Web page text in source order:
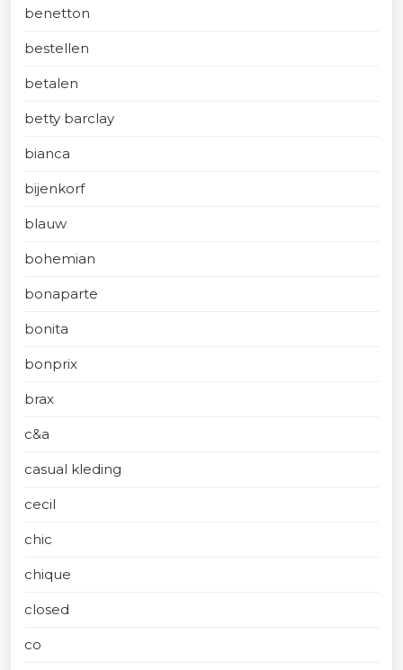
benetton
bestellen
betalen
betty barclay
bianca
bijenkorf
blauw
bohemian
bonaparte
bonita
bonprix
brax
c&a
casual kleding
cecil
chic
chique
closed
co